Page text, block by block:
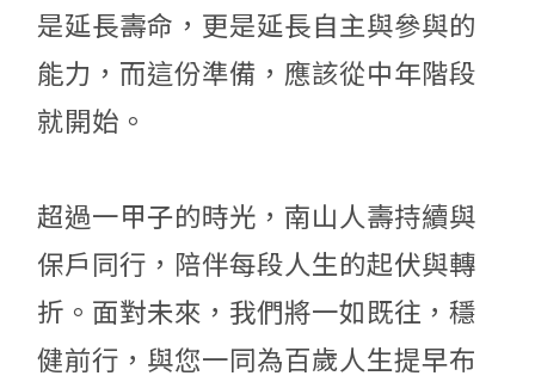
是延長壽命，更是延長自主與參與的
能力，而這份準備，應該從中年階段
就開始。
超過一甲子的時光，南山人壽持續與
保戶同行，陪伴每段人生的起伏與轉
折。面對未來，我們將一如既往，穩
健前行，與您一同為百歲人生提早布